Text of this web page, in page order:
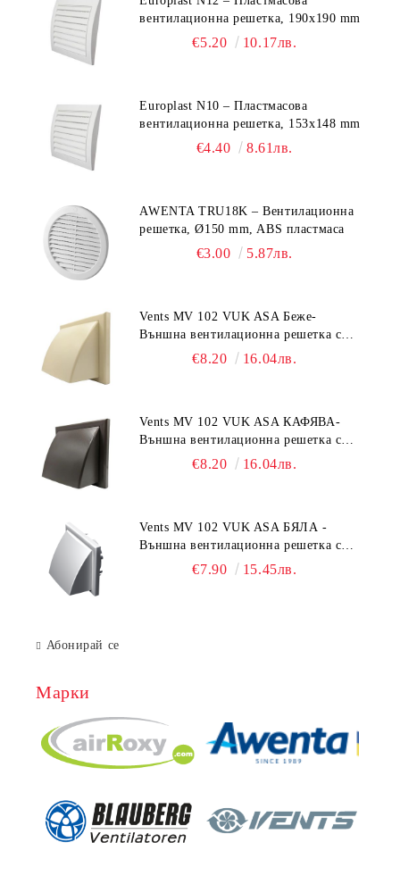
вентилационна решетка, 190x190 mm
€5.20 10.17лв.
Europlast N10 – Пластмасова
вентилационна решетка, 153x148 mm
€4.40 8.61лв.
AWENTA TRU18K – Вентилационна
решетка, Ø150 mm, ABS пластмаса
€3.00 5.87лв.
Vents MV 102 VUK ASA Беже-
Външна вентилационна решетка с
гравитачна клапа Ø 100, Ø 125,
€8.20 16.04лв.
Vents MV 102 VUK ASA КАФЯВА-
Външна вентилационна решетка с
гравитачна клапа Ø 100, Ø 125,
€8.20 16.04лв.
Vents MV 102 VUK ASA БЯЛА -
Външна вентилационна решетка с
гравитачна клапа Ø 100, Ø 125,
€7.90 15.45лв.
Абонирай се
Марки